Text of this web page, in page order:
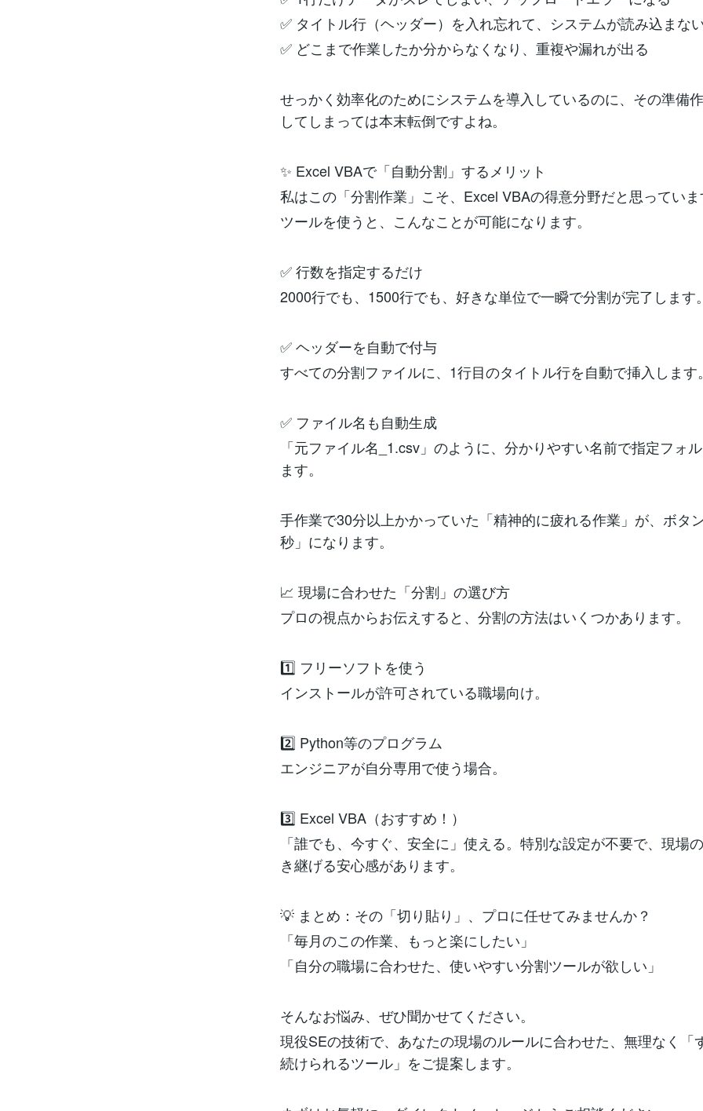
✅ タイトル行（ヘッダー）を入れ忘れて、システムが読み込まな
✅ どこまで作業したか分からなくなり、重複や漏れが出る
せっかく効率化のためにシステムを導入しているのに、その準備
してしまっては本末転倒ですよね。
✨ Excel VBAで「自動分割」するメリット
私はこの「分割作業」こそ、Excel VBAの得意分野だと思っていま
ツールを使うと、こんなことが可能になります。
✅ 行数を指定するだけ
2000行でも、1500行でも、好きな単位で一瞬で分割が完了します。
✅ ヘッダーを自動で付与
すべての分割ファイルに、1行目のタイトル行を自動で挿入します。
✅ ファイル名も自動生成
「元ファイル名_1.csv」のように、分かりやすい名前で指定フォ
ます。
手作業で30分以上かかっていた「精神的に疲れる作業」が、ボタ
秒」になります。
📈 現場に合わせた「分割」の選び方
プロの視点からお伝えすると、分割の方法はいくつかあります。
1️⃣ フリーソフトを使う
インストールが許可されている職場向け。
2️⃣ Python等のプログラム
エンジニアが自分専用で使う場合。
3️⃣ Excel VBA（おすすめ！）
「誰でも、今すぐ、安全に」使える。特別な設定が不要で、現場
き継げる安心感があります。
💡 まとめ：その「切り貼り」、プロに任せてみませんか？
「毎月のこの作業、もっと楽にしたい」
「自分の職場に合わせた、使いやすい分割ツールが欲しい」
そんなお悩み、ぜひ聞かせてください。
現役SEの技術で、あなたの現場のルールに合わせた、無理なく「
続けられるツール」をご提案します。